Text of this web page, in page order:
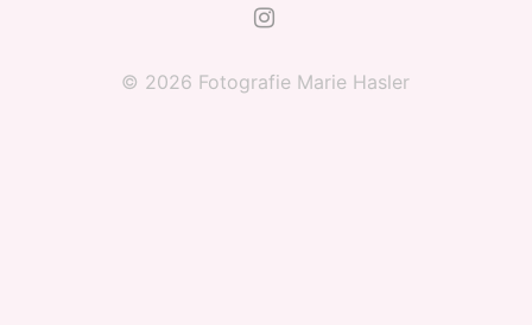
© 2026 Fotografie Marie Hasler